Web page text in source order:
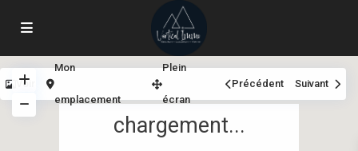
chargement...
Voir
Mon
emplacement
Plein
écran
Précédent Suivant